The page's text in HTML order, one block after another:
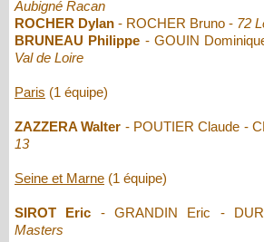
Aubigné Racan
ROCHER Dylan - ROCHER Bruno - 72
BRUNEAU Philippe - GOUIN
Val de Loire
Paris (1 équipe)
ZAZZERA Walter - POUTIER Claude -
13
Seine et Marne (1 équipe)
SIROT Eric - GRANDIN Eric -
Masters